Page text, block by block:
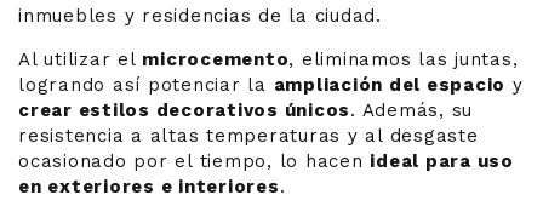
inmuebles y residencias de la ciudad.
Al utilizar el microcemento, eliminamos las juntas,
logrando así potenciar la ampliación del espacio y
crear estilos decorativos únicos. Además, su
resistencia a altas temperaturas y al desgaste
ocasionado por el tiempo, lo hacen ideal para uso
en exteriores e interiores.